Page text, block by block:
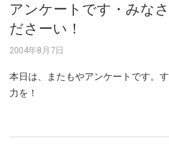
アンケートです・みな
ださーい！
2004年8月7日
本日は、またもやアンケートです。
力を！